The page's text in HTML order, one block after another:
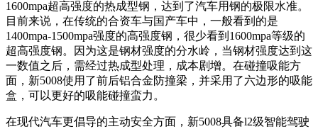
1600mpa超高强度的热成型钢，达到了汽车用钢的极限水准。
目前来说，在传统的合资车与国产车中，一般看到的是
1400mpa-1500mpa强度的高强度钢，很少看到1600mpa等级的
超高强度钢。因为这是钢材强度的分水岭，当钢材强度达到这
一数值之后，需经过热成型处理，成本剧增。在碰撞吸能方
面，新5008使用了前后铝合金防撞梁，并采用了六边形的吸能
盒，可以更好的吸能碰撞蛮力。
在现代汽车更倡导的主动安全方面，新5008具备l2级智能驾驶